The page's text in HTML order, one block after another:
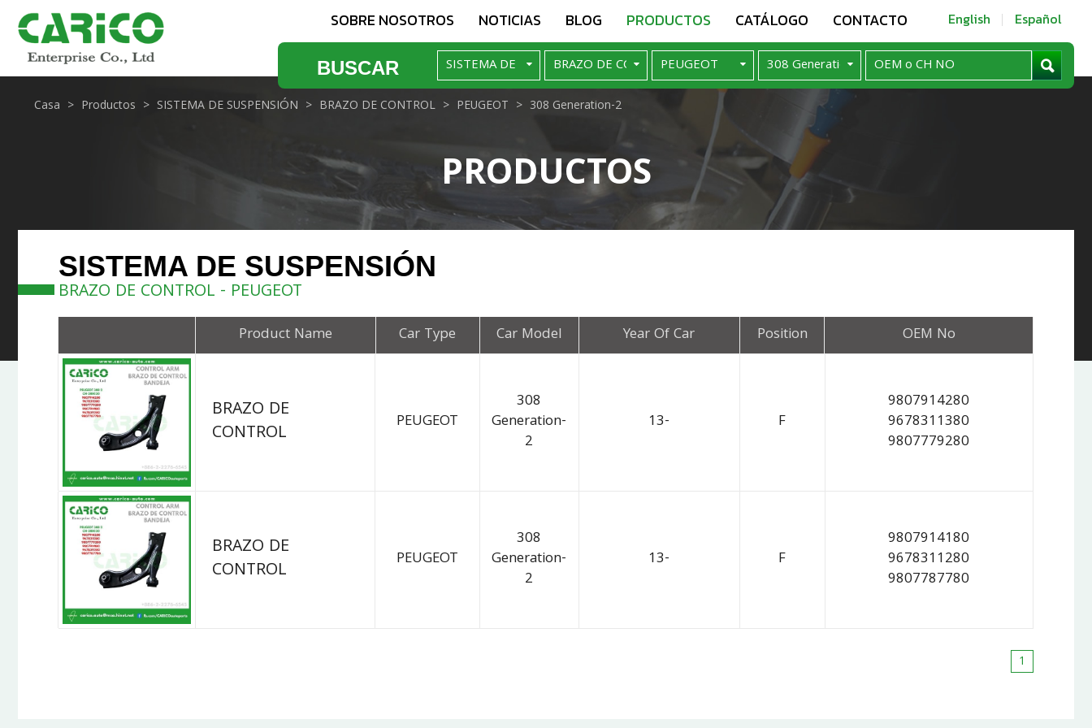
SOBRE NOSOTROS NOTICIAS BLOG PRODUCTOS CATÁLOGO CONTACTO English Español
BUSCAR
PRODUCTOS
Casa Productos SISTEMA DE SUSPENSIÓN BRAZO DE CONTROL PEUGEOT 308 Generation-2
SISTEMA DE SUSPENSIÓN
BRAZO DE CONTROL - PEUGEOT
Product Name Car Type Car Model Year Of Car Position OEM No
BRAZO DE
CONTROL
PEUGEOT
308
Generation-
2
13- F
9807914280
9678311380
9807779280
BRAZO DE
CONTROL
PEUGEOT
308
Generation-
2
13- F
9807914180
9678311280
9807787780
1